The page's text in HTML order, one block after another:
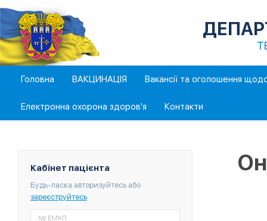
Головна ВАКЦИНАЦІЯ Вакансії та оголошення
Електронна охорона здоров'я Контакти
Кабінет пацієнта
Будь-ласка авторизуйтесь або
зареєструйтесь